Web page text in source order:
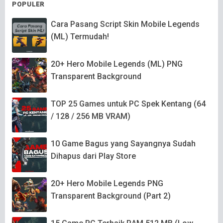
POPULER
Cara Pasang Script Skin Mobile Legends
(ML) Termudah!
20+ Hero Mobile Legends (ML) PNG
Transparent Background
TOP 25 Games untuk PC Spek Kentang (64
/ 128 / 256 MB VRAM)
10 Game Bagus yang Sayangnya Sudah
Dihapus dari Play Store
20+ Hero Mobile Legends PNG
Transparent Background (Part 2)